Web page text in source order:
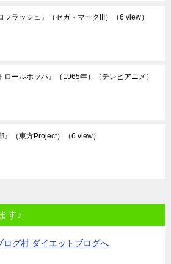
フラッシュ』（セガ・マークIII） （6 view）
ロールホッパ』（1965年）（テレビアニメ）
』（東方Project） （6 view）
す♪